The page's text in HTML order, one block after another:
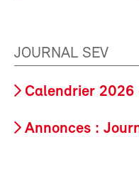
JOURNAL SEV
Calendrier 2026
Annonces :